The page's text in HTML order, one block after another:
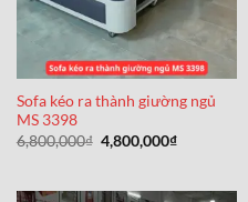
Sofa kéo ra thành giường ngủ
MS 3398
6,800,000₫ Giá
gốc
4,800,000₫Giá
4,800,000₫.